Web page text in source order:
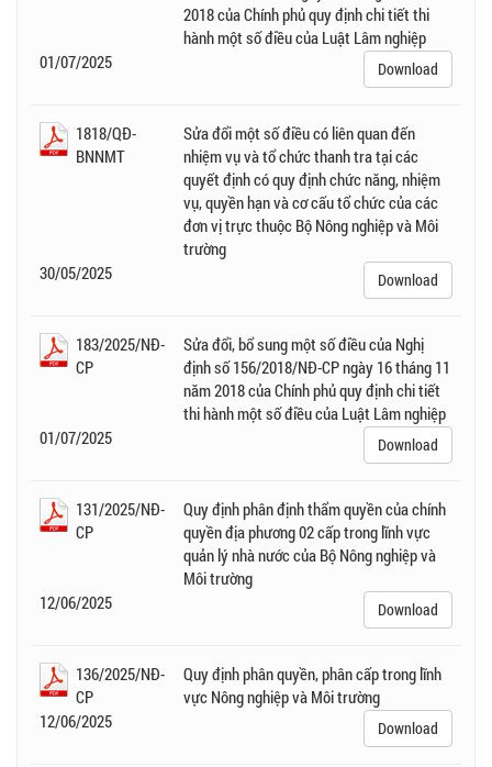
2018 của Chính phủ quy định chi tiết thi
hành một số điều của Luật Lâm nghiệp
01/07/2025
Download
1818/QĐ-
BNNMT
Sửa đổi một số điều có liên quan đến
nhiệm vụ và tổ chức thanh tra tại các
quyết định có quy định chức năng, nhiệm
vụ, quyền hạn và cơ cấu tổ chức của các
đơn vị trực thuộc Bộ Nông nghiệp và Môi
trường
30/05/2025
Download
183/2025/NĐ-
CP
Sửa đổi, bổ sung một số điều của Nghị
định số 156/2018/NĐ-CP ngày 16 tháng 11
năm 2018 của Chính phủ quy định chi tiết
thi hành một số điều của Luật Lâm nghiệp
01/07/2025
Download
131/2025/NĐ-
CP
Quy định phân định thẩm quyền của chính
quyền địa phương 02 cấp trong lĩnh vực
quản lý nhà nước của Bộ Nông nghiệp và
Môi trường
12/06/2025
Download
136/2025/NĐ-
CP
Quy định phân quyền, phân cấp trong lĩnh
vực Nông nghiệp và Môi trường
12/06/2025
Download